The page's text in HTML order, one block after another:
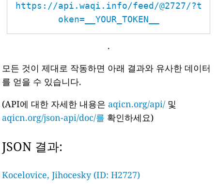
https://api.waqi.info/feed/@2727/?t
oken=__YOUR_TOKEN__
.
모든 것이 제대로 작동하면 아래 결과와 유사한 데이터
를 얻을 수 있습니다.
(API에 대한 자세한 내용은 aqicn.org/api/ 및
aqicn.org/json-api/doc/를 확인하세요)
JSON 결과:
Kocelovice, Jihocesky (ID: H2727)